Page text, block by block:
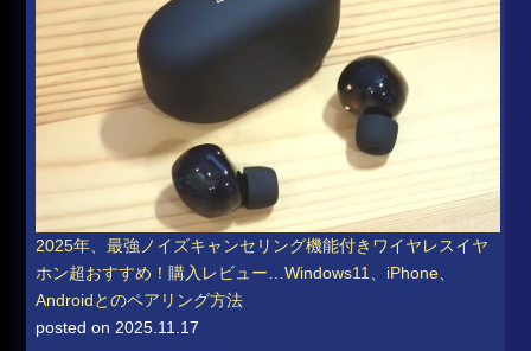
2025年、最強ノイズキャンセリング機能付きワイヤレスイヤ
ホン超おすすめ！購入レビュー…Windows11、iPhone、
Androidとのペアリング方法
posted on 2025.11.17